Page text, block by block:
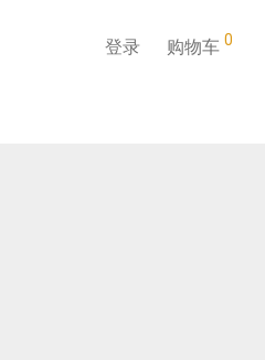
登录 购物车 0